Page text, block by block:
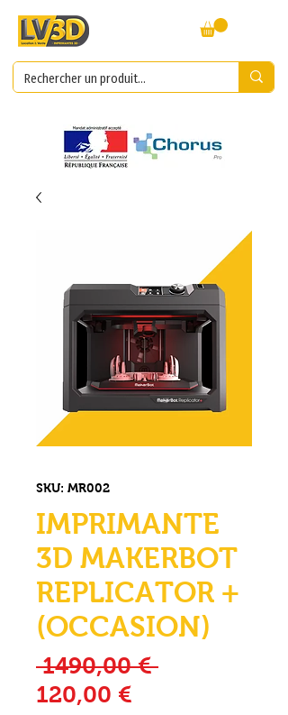
SKU: MR002
IMPRIMANTE
3D MAKERBOT
REPLICATOR +
(OCCASION)
1490,00 € Prezzo
120,00 €